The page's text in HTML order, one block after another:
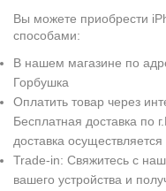
Вы можете приобрести
способами:
В нашем магазине по
Горбушка
Оплатить товар через
Бесплатная доставка по
доставка
Trade-in: Свяжитесь с
вашего устройства и